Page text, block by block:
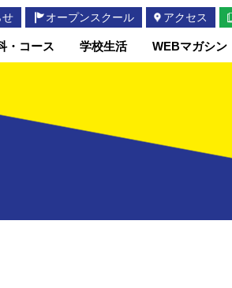
・コース 学校生活 WEBマガシン
せ オープンスクール アクセス